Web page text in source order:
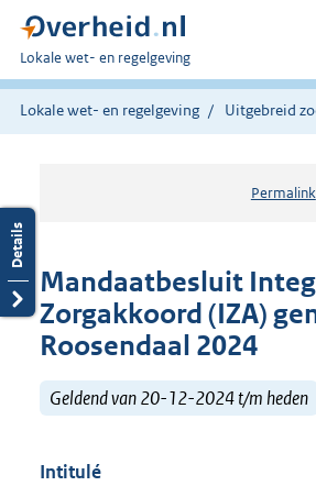
U
bent
hier:
Lokale wet- en regelgeving
Lokale wet- en regelgeving Uitgebreid
Permalink
Mandaatbesluit
Zorgakkoord (IZA)
Roosendaal 2024
Geldend van 20-12-2024 t/m heden
Intitulé